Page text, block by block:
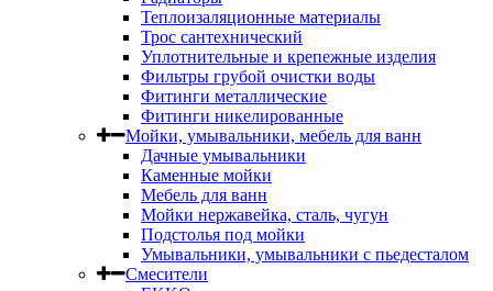
Теплоизаляционные материалы
Трос сантехнический
Уплотнительные и крепежные изделия
Фильтры грубой очистки воды
Фитинги металлические
Фитинги никелированные
Мойки, умывальники, мебель для ванн
Дачные умывальники
Каменные мойки
Мебель для ванн
Мойки нержавейка, сталь, чугун
Подстолья под мойки
Умывальники, умывальники с пьедесталом
Смесители